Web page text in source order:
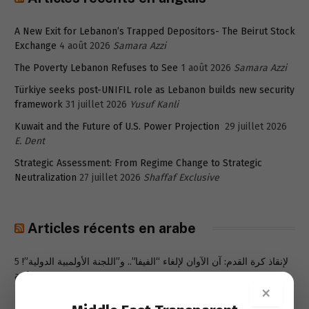
A New Exit for Lebanon’s Trapped Depositors- The Beirut Stock
Exchange 4 août 2026 Samara Azzi
The Poverty Lebanon Refuses to See 1 août 2026 Samara Azzi
Türkiye seeks post-UNIFIL role as Lebanon builds new security
framework 31 juillet 2026 Yusuf Kanli
Kuwait and the Future of U.S. Power Projection 29 juillet 2026
E. Dent
Strategic Assessment: From Regime Change to Strategic
Neutralization 27 juillet 2026 Shaffaf Exclusive
Articles récents en arabe
لإنقاذ كرة القدم: آن الآوان لإلغاء “الفيفا”.. و”اللجنة الأولمبية الدولية”! 5
août 2026
4 août 2026
×